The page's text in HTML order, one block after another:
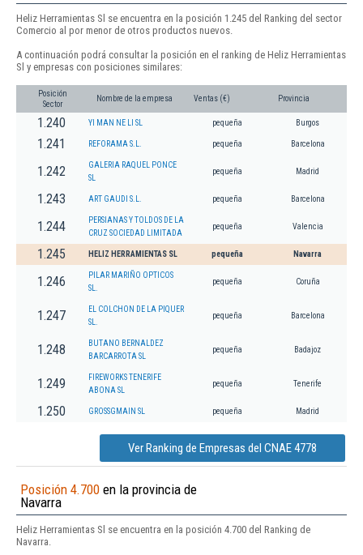
Heliz Herramientas Sl se encuentra en la posición 1.245 del Ranking del sector
Comercio al por menor de otros productos nuevos.
A continuación podrá consultar la posición en el ranking de Heliz Herramientas
Sl y empresas con posiciones similares:
Posición
Sector
Nombre de la empresa Ventas (€) Provincia
1.240 YI MAN NE LI SL pequeña Burgos
1.241 REFORAMA S.L. pequeña Barcelona
1.242
GALERIA RAQUEL PONCE
SL
pequeña Madrid
1.243 ART GAUDI S.L. pequeña Barcelona
1.244
PERSIANAS Y TOLDOS DE LA
CRUZ SOCIEDAD LIMITADA
pequeña Valencia
1.245 HELIZ HERRAMIENTAS SL pequeña Navarra
1.246
PILAR MARIÑO OPTICOS
SL.
pequeña Coruña
1.247
EL COLCHON DE LA PIQUER
SL.
pequeña Barcelona
1.248
BUTANO BERNALDEZ
BARCARROTA SL
pequeña Badajoz
1.249
FIREWORKS TENERIFE
ABONA SL
pequeña Tenerife
1.250 GROSSGMAIN SL pequeña Madrid
Ver Ranking de Empresas del CNAE 4778
Posición 4.700 en la provincia de
Navarra
Heliz Herramientas Sl se encuentra en la posición 4.700 del Ranking de
Navarra.